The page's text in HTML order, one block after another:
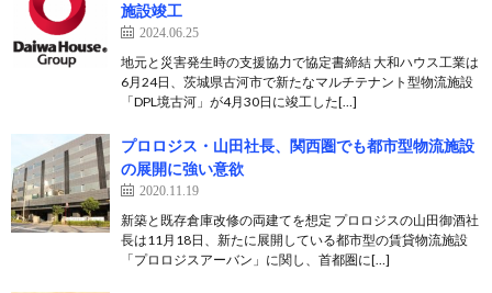
施設竣工
2024.06.25
地元と災害発生時の支援協力で協定書締結 大和ハウス工業は
6月24日、茨城県古河市で新たなマルチテナント型物流施設
「DPL境古河」が4月30日に竣工した[…]
プロロジス・山田社長、関西圏でも都市型物流施設
の展開に強い意欲
2020.11.19
新築と既存倉庫改修の両建てを想定 プロロジスの山田御酒社
長は11月18日、新たに展開している都市型の賃貸物流施設
「プロロジスアーバン」に関し、首都圏に[…]